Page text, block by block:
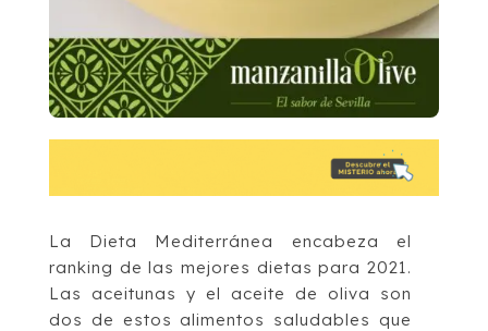
La Dieta Mediterránea encabeza el
ranking de las mejores dietas para 2021.
Las aceitunas y el aceite de oliva son
dos de estos alimentos saludables que